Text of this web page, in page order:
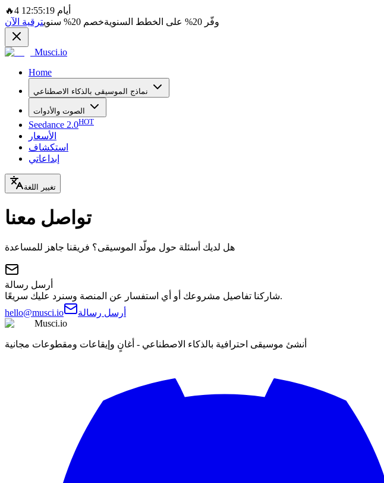
🔥
4 أيام 12:55:19
وفّر 20% على الخطط السنويةخصم 20% سنويترقية الآن
Musci.io
Home
نماذج الموسيقى بالذكاء الاصطناعي
الصوت والأدوات
Seedance 2.0HOT
الأسعار
استكشاف
إبداعاتي
تغيير اللغة
تواصل معنا
هل لديك أسئلة حول مولّد الموسيقى؟ فريقنا جاهز للمساعدة
أرسل رسالة
شاركنا تفاصيل مشروعك أو أي استفسار عن المنصة وسنرد عليك سريعًا.
hello@musci.io
أرسل رسالة
Musci.io
أنشئ موسيقى احترافية بالذكاء الاصطناعي - أغانٍ وإيقاعات ومقطوعات مجانية